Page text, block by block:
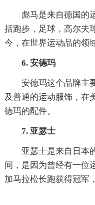
彪马是来自德国的
括跑步，足球，高尔夫
今，在世界运动品的领
6. 安德玛
安德玛这个品牌主
及普通的运动服饰，在
德玛的配件。
7. 亚瑟士
亚瑟士是来自日本
间，是因为曾经有一位
加马拉松长跑获得冠军